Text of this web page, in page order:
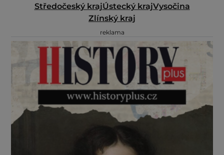
Středočeský krajÚstecký krajVysočina
Zlínský kraj
reklama